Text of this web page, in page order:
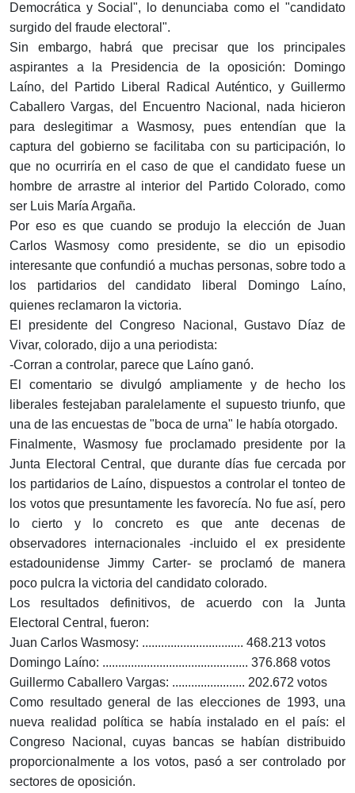
Democrática y Social", lo denunciaba como el "candidato
surgido del fraude electoral".
Sin embargo, habrá que precisar que los principales
aspirantes a la Presidencia de la oposición: Domingo
Laíno, del Partido Liberal Radical Auténtico, y Guillermo
Caballero Vargas, del Encuentro Nacional, nada hicieron
para deslegitimar a Wasmosy, pues entendían que la
captura del gobierno se facilitaba con su participación, lo
que no ocurriría en el caso de que el candidato fuese un
hombre de arrastre al interior del Partido Colorado, como
ser Luis María Argaña.
Por eso es que cuando se produjo la elección de Juan
Carlos Wasmosy como presidente, se dio un episodio
interesante que confundió a muchas personas, sobre todo a
los partidarios del candidato liberal Domingo Laíno,
quienes reclamaron la victoria.
El presidente del Congreso Nacional, Gustavo Díaz de
Vivar, colorado, dijo a una periodista:
-Corran a controlar, parece que Laíno ganó.
El comentario se divulgó ampliamente y de hecho los
liberales festejaban paralelamente el supuesto triunfo, que
una de las encuestas de "boca de urna" le había otorgado.
Finalmente, Wasmosy fue proclamado presidente por la
Junta Electoral Central, que durante días fue cercada por
los partidarios de Laíno, dispuestos a controlar el tonteo de
los votos que presuntamente les favorecía. No fue así, pero
lo cierto y lo concreto es que ante decenas de
observadores internacionales -incluido el ex presidente
estadounidense Jimmy Carter- se proclamó de manera
poco pulcra la victoria del candidato colorado.
Los resultados definitivos, de acuerdo con la Junta
Electoral Central, fueron:
Juan Carlos Wasmosy: ................................ 468.213 votos
Domingo Laíno: .............................................. 376.868 votos
Guillermo Caballero Vargas: ....................... 202.672 votos
Como resultado general de las elecciones de 1993, una
nueva realidad política se había instalado en el país: el
Congreso Nacional, cuyas bancas se habían distribuido
proporcionalmente a los votos, pasó a ser controlado por
sectores de oposición.